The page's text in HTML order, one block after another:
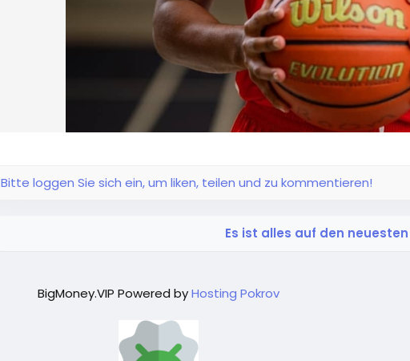
Bitte loggen Sie sich ein, um liken, teilen und zu kommentieren!
Es ist alles auf den
BigMoney.VIP Powered byHosting Pokrov